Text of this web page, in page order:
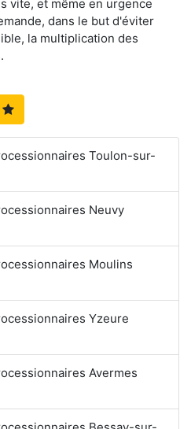
vite, et même en urgence
dans le but d'éviter
la multiplication des
Toulon-sur-
Neuvy
Moulins
Yzeure
Avermes